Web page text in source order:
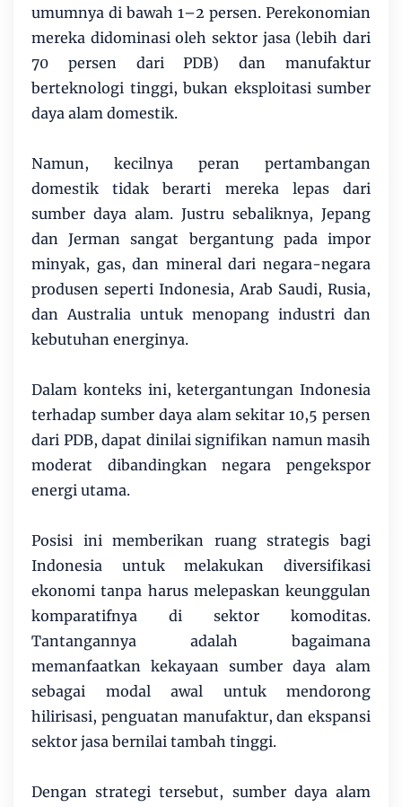
umumnya di bawah 1–2 persen. Perekonomian
mereka didominasi oleh sektor jasa (lebih dari
70 persen dari PDB) dan manufaktur
berteknologi tinggi, bukan eksploitasi sumber
daya alam domestik.
Namun, kecilnya peran pertambangan
domestik tidak berarti mereka lepas dari
sumber daya alam. Justru sebaliknya, Jepang
dan Jerman sangat bergantung pada impor
minyak, gas, dan mineral dari negara-negara
produsen seperti Indonesia, Arab Saudi, Rusia,
dan Australia untuk menopang industri dan
kebutuhan energinya.
Dalam konteks ini, ketergantungan Indonesia
terhadap sumber daya alam sekitar 10,5 persen
dari PDB, dapat dinilai signifikan namun masih
moderat dibandingkan negara pengekspor
energi utama.
Posisi ini memberikan ruang strategis bagi
Indonesia untuk melakukan diversifikasi
ekonomi tanpa harus melepaskan keunggulan
komparatifnya di sektor komoditas.
Tantangannya adalah bagaimana
memanfaatkan kekayaan sumber daya alam
sebagai modal awal untuk mendorong
hilirisasi, penguatan manufaktur, dan ekspansi
sektor jasa bernilai tambah tinggi.
Dengan strategi tersebut, sumber daya alam